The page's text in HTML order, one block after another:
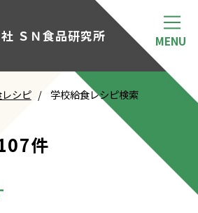
ＳＮ食品研究所
シピ 学校給食レシピ検索
件